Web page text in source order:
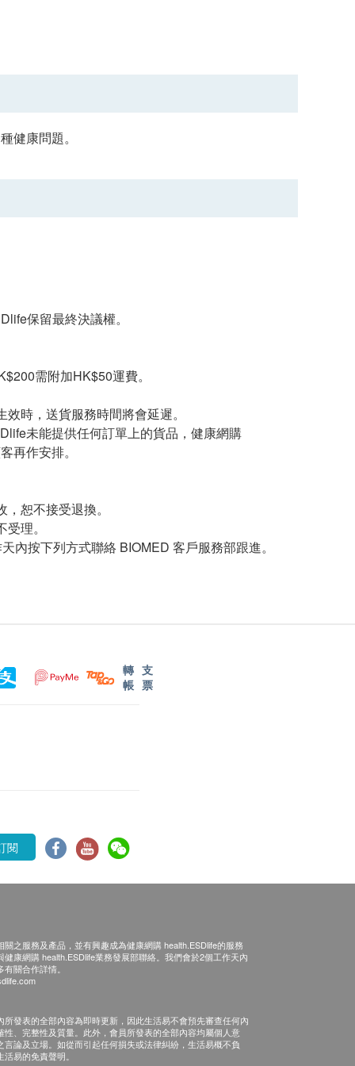
健康問題。
保留最終決議權。
需附加HK$50運費。
時，送貨服務時間將會延遲。
未能提供任何訂單上的貨品，健康網購
再作安排。
恕不接受退換。
理。
按下列方式聯絡 BIOMED 客戶服務部跟進。
轉
帳
支
票
閱
關之服務及產品，並有興趣成為健康網購 health.ESDlife的服務
健康網購 health.ESDlife業務發展部聯絡。我們會於2個工作天內
關合作詳情。
所發表的全部內容為即時更新，因此生活易不會預先審查任何內
性、完整性及質量。此外，會員所發表的全部內容均屬個人意
言論及立場。如從而引起任何損失或法律糾紛，生活易概不負
易的免責聲明。